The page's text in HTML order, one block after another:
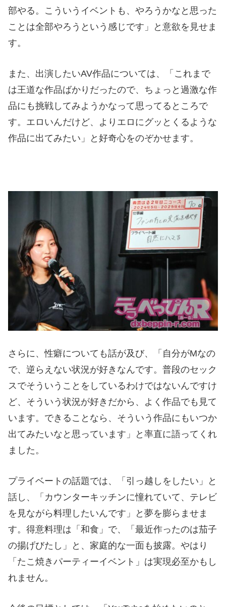
部やる。こういうイベントも、やろうかなと思った
ことは全部やろうという感じです」と意欲を見せま
す。
また、出演したいAV作品については、「これまで
は王道な作品ばかりだったので、ちょっと過激な作
品にも挑戦してみようかなって思ってるところで
す。エロいんだけど、よりエロにグッとくるような
作品に出てみたい」と好奇心をのぞかせます。
さらに、性癖についても話が及び、「自分がMなの
で、逆らえない状況が好きなんです。普段のセック
スでそういうことをしているわけではないんですけ
ど、そういう状況が好きだから、よく作品でも見て
います。できることなら、そういう作品にもいつか
出てみたいなと思っています」と率直に語ってくれ
ました。
プライベートの話題では、「引っ越しをしたい」と
話し、「カウンターキッチンに憧れていて、テレビ
を見ながら料理したいんです」と夢を膨らませま
す。得意料理は「和食」で、「最近作ったのは茄子
の揚げびたし」と、家庭的な一面も披露。やはり
「たこ焼きパーティーイベント」は実現必至かもし
れません。